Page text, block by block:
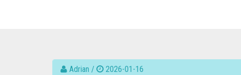
Adrian / 2026-01-16